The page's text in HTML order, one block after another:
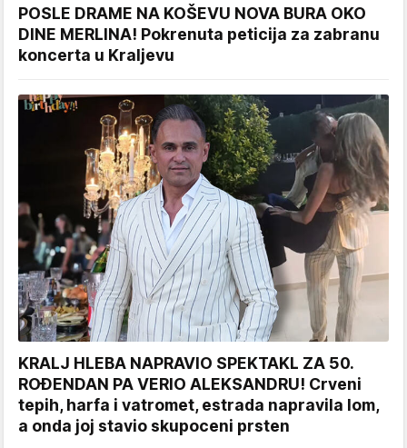
POSLE DRAME NA KOŠEVU NOVA BURA OKO
DINE MERLINA! Pokrenuta peticija za zabranu
koncerta u Kraljevu
KRALJ HLEBA NAPRAVIO SPEKTAKL ZA 50.
ROĐENDAN PA VERIO ALEKSANDRU! Crveni
tepih, harfa i vatromet, estrada napravila lom,
a onda joj stavio skupoceni prsten